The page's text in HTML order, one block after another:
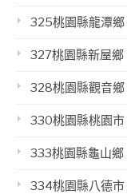
325桃園縣龍潭鄉
327桃園縣新屋鄉
328桃園縣觀音鄉
330桃園縣桃園市
333桃園縣龜山鄉
334桃園縣八德市